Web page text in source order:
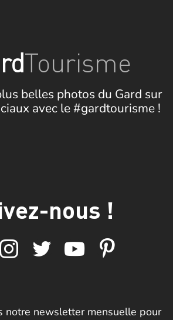
Tourisme
belles photos du Gard sur
avec le #gardtourisme !
nous !
notre newsletter mensuelle pour